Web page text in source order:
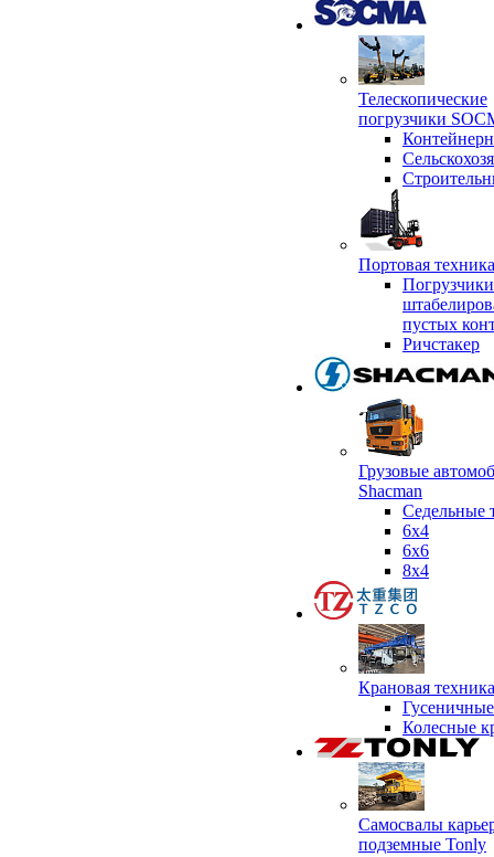
Телескопические
погрузчики
Портовая
пустых
Ричстакер
Грузовые
Shacman
Седельные
6х4
6x6
8x4
Крановая
Колесные
Самосвалы
подземные Tonly